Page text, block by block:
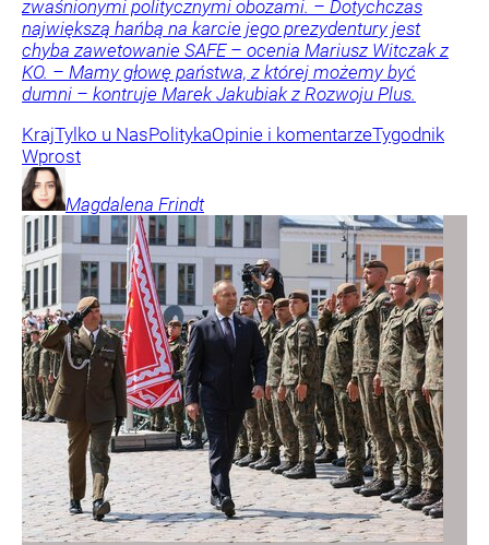
zwaśnionymi politycznymi obozami. – Dotychczas
największą hańbą na karcie jego prezydentury jest
chyba zawetowanie SAFE – ocenia Mariusz Witczak z
KO. – Mamy głowę państwa, z której możemy być
dumni – kontruje Marek Jakubiak z Rozwoju Plus.
KrajTylko u NasPolitykaOpinie i komentarzeTygodnik
Wprost
Magdalena Frindt